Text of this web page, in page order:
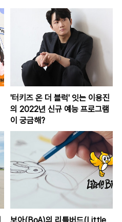
'터키즈 온 더 블럭' 잇는 이용진
의 2022년 신규 예능 프로그램
이 궁금해?